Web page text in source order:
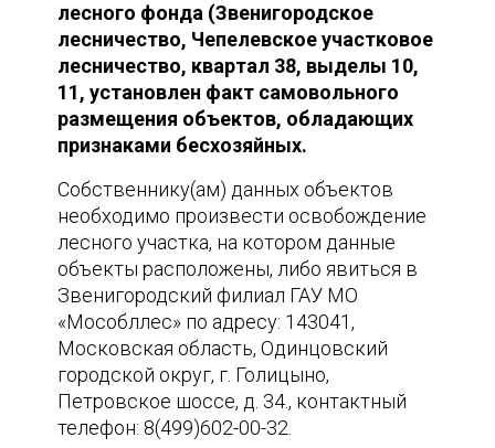
лесного фонда (Звенигородское
лесничество, Чепелевское участковое
лесничество, квартал 38, выделы 10,
11, установлен факт самовольного
размещения объектов, обладающих
признаками бесхозяйных.
Собственнику(ам) данных объектов
необходимо произвести освобождение
лесного участка, на котором данные
объекты расположены, либо явиться в
Звенигородский филиал ГАУ МО
«Мособллес» по адресу: 143041,
Московская область, Одинцовский
городской округ, г. Голицыно,
Петровское шоссе, д. 34., контактный
телефон: 8(499)602-00-32.